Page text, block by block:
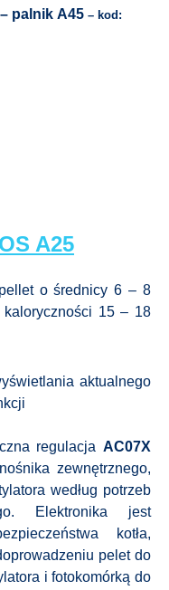
palnik A45 – kod:
A25
o średnicy 6 – 8
15 – 18
aktualnego
regulacja AC07X
zewnętrznego,
według potrzeb
Elektronika jest
kotła,
pelet do
i fotokomórką do